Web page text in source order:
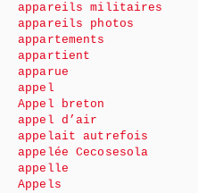
appareils militaires
appareils photos
appartements
appartient
apparue
appel
Appel breton
appel d’air
appelait autrefois
appelée Cecosesola
appelle
Appels